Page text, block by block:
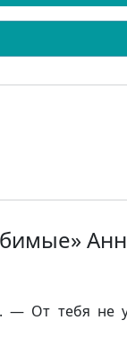
От тебя не